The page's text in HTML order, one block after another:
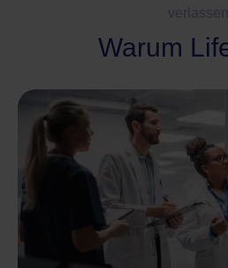
Warum